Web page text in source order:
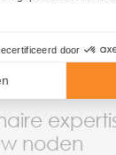
het
noden